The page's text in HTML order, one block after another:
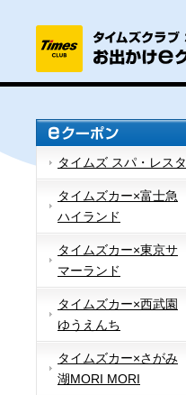
タイムズ スパ・レスタ
タイムズカー×富士急
ハイランド
タイムズカー×東京サ
マーランド
タイムズカー×西武園
ゆうえんち
タイムズカー×さがみ
湖MORI MORI